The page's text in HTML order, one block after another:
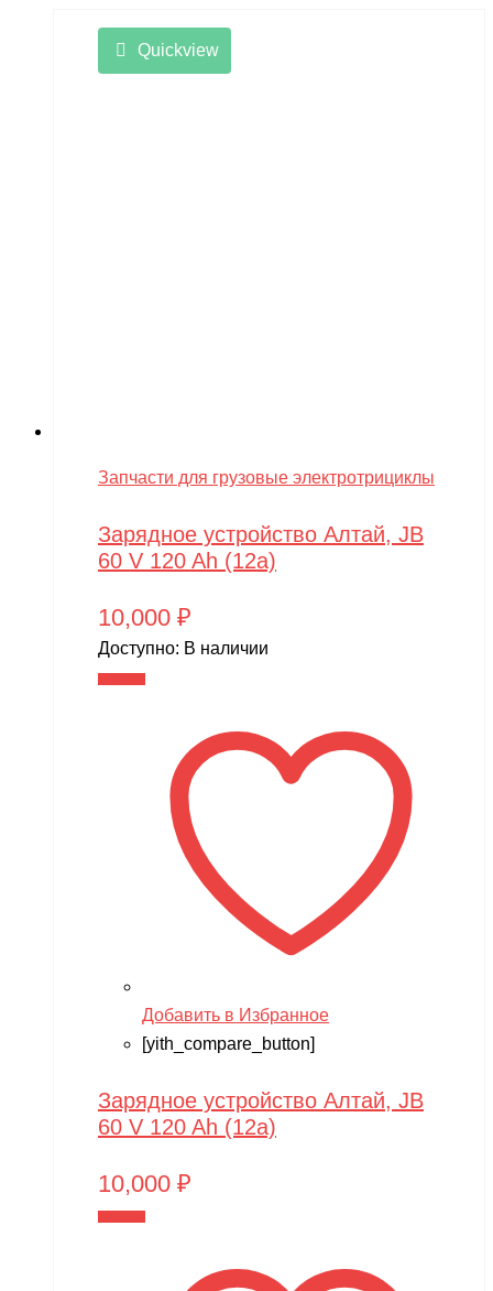
Quickview
Запчасти для грузовые электротрициклы
Зарядное устройство Алтай, JB
60 V 120 Ah (12a)
10,000 ₽
Доступно: В наличии
Добавить в Избранное
[yith_compare_button]
Зарядное устройство Алтай, JB
60 V 120 Ah (12a)
10,000 ₽